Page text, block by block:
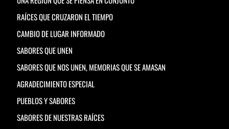
RAÍCES QUE CRUZARON EL TIEMPO
CAMBIO DE LUGAR INFORMADO
SABORES QUE UNEN
SABORES QUE NOS UNEN, MEMORIAS QUE SE AMASAN
AGRADECIMIENTO ESPECIAL
PUEBLOS Y SABORES
SABORES DE NUESTRAS RAÍCES